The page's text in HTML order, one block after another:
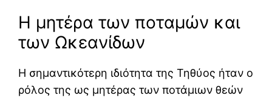
Η μητέρα των ποταμών και
των Ωκεανίδων
Η σημαντικότερη ιδιότητα της Τηθύος ήταν ο
ρόλος της ως μητέρας των ποτάμιων θεών